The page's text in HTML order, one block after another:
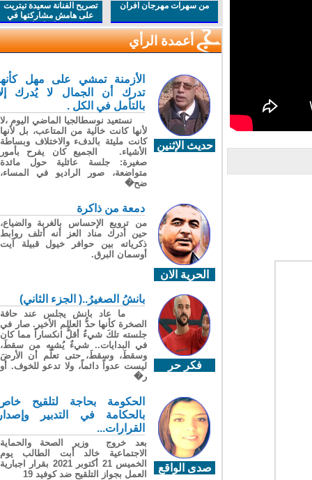
من سهرات مهرجان افران
تصريح الفنانة سعيدة تيتريت
على هامش مشاركتها في
مهرجان افران
أعمدة الرأي
حديث الإثنين
الأزمنة تمشي على مهل كأنها
تدرك أن الجمال لا يُدرك إلا
بالتأمل في الكل .
نستعيد نوسطالجيا الماضي اليوم ،لا
لأنها كانت خالية من المتاعب، بل لأنها
كانت مليئة بالدفء والاختلاف وبساطة
الأشياء. الجميع كان يفرح بأمور
صغيرة: جلسة عائلية حول مائدة
متواضعة، صور الراديو في المساء،
ضح�
الحرية الان
دمعة من ذاكرة
من ترويع الإحساس بالغربة والضياع،
حين أدرك مناد العز أنه أتلف روابط
ذكرياته بين حوافر خيول قبيلة آيت
أوسمان البرق.
فكر حر
بانشُ الصغيرُ..( الجزء الثاني)
ما عاد بانش يجلس عند حافة
الصخرة كأنها حدُّ العالم الأخير. صار في
جلسته تلكَ شيءٌ أقلُّ انكساراً مما كان
في البدايات.. شيءٌ يُشبِه من سقطَ،
وسقطَ، وسقطَ، حتى تعلّم أن الأرضَ
ليست عدواً دائماً، ولا تدعو للخوف. أو
ر�
صدى الواقع
الحكومة بحاجة لتلقيح خاص
بالحكامة في التدبير وإصدار
القرارات...
بعد خروج وزير الصحة والحماية
الاجتماعية خالد أبت الطالب يوم
الخميس 21 أكتوبر 2021 بقرار اجبارية
العمل بجواز التلقيح ضد كوفيد 19